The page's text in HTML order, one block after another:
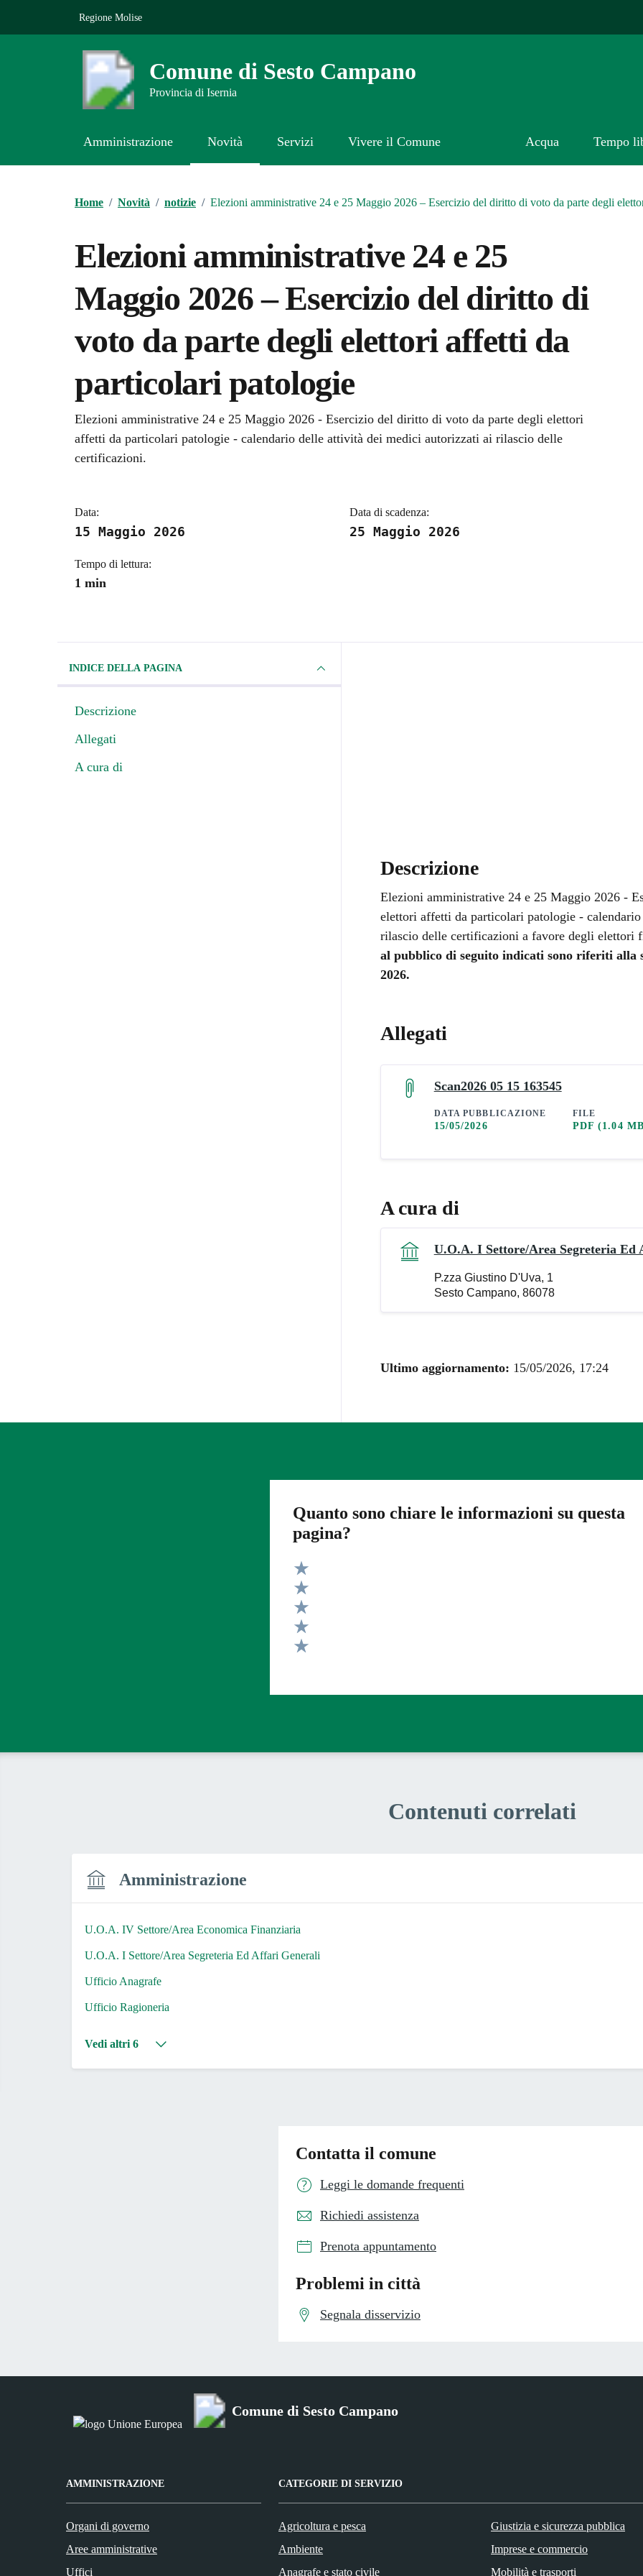
Regione Molise
Comune di Sesto Campano
Provincia di Isernia
Amministrazione Novità Servizi Vivere il Comune Acqua Tempo
Home / Novità / notizie / Elezioni amministrative 24 e 25 Maggio 2026 – Esercizio del diritto di voto da parte degli
Elezioni amministrative 24 e 25
Maggio 2026 – Esercizio del diritto di
voto da parte degli elettori affetti da
particolari patologie
Dettagli della notizia
Elezioni amministrative 24 e 25 Maggio 2026 - Esercizio del diritto di voto da parte degli elettori
affetti da particolari patologie - calendario delle attività dei medici autorizzati ai rilascio delle
certificazioni.
Data:
15 Maggio 2026
Data di scadenza:
25 Maggio 2026
Tempo di lettura:
1 min
INDICE DELLA PAGINA
Descrizione
Allegati
A cura di
Descrizione
Elezioni amministrative 24 e 25 Maggio 2026 -
elettori affetti da particolari patologie -
rilascio delle certificazioni a favore degli elettori
al pubblico di seguito indicati sono riferiti alla
2026.
Allegati
Scan2026 05 15 163545
DATA PUBBLICAZIONE
15/05/2026
FILE
PDF(1.04
A cura di
U.O.A. I Settore/Area Segreteria Ed
P.zza Giustino D'Uva, 1
Sesto Campano, 86078
Ultimo aggiornamento: 15/05/2026, 17:24
Quanto sono chiare le informazioni su questa
pagina?
Valuta 5 stelle su 5
Valuta 4 stelle su 5
Valuta 3 stelle su 5
Valuta 2 stelle su 5
Contenuti correlati
Amministrazione
U.O.A. IV Settore/Area Economica Finanziaria
U.O.A. I Settore/Area Segreteria Ed Affari Generali
Ufficio Anagrafe
Ufficio Ragioneria
Vedi altri 6
Contatta il comune
Leggi le domande frequenti
Richiedi assistenza
Prenota appuntamento
Problemi in città
Segnala disservizio
Comune di Sesto Campano
AMMINISTRAZIONE
Organi di governo
Aree amministrative
Uffici
CATEGORIE DI SERVIZIO
Agricoltura e pesca
Ambiente
Anagrafe e stato civile
Giustizia e sicurezza pubblica
Imprese e commercio
Mobilità e trasporti